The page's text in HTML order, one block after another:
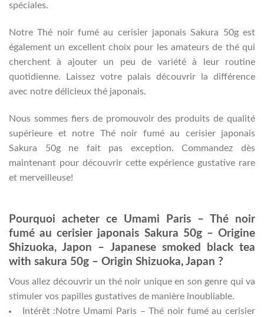
spéciales.
Notre Thé noir fumé au cerisier japonais Sakura 50g est
également un excellent choix pour les amateurs de thé qui
cherchent à ajouter un peu de variété à leur routine
quotidienne. Laissez votre palais découvrir la différence
avec notre délicieux thé japonais.
Nous sommes fiers de promouvoir des produits de qualité
supérieure et notre Thé noir fumé au cerisier japonais
Sakura 50g ne fait pas exception. Commandez dès
maintenant pour découvrir cette expérience gustative rare
et merveilleuse!
Pourquoi acheter ce Umami Paris – Thé noir
fumé au cerisier japonais Sakura 50g – Origine
Shizuoka, Japon – Japanese smoked black tea
with sakura 50g – Origin Shizuoka, Japan ?
Vous allez découvrir un thé noir unique en son genre qui va
stimuler vos papilles gustatives de manière inoubliable.
Intérêt :Notre Umami Paris – Thé noir fumé au cerisier